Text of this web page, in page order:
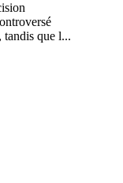
tandis que l...